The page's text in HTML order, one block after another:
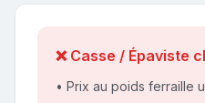
❌ Casse / Épaviste
• Prix au poids ferraille